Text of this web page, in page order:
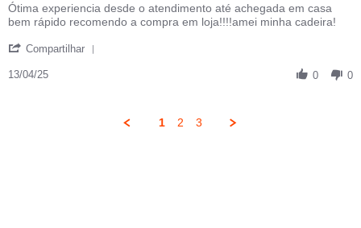
Review by Janaina C. on 13 Apr 2025
review stating ótimo produto
Ótima experiencia desde o atendimento até achegada em casa
bem rápido recomendo a compra em loja!!!!amei minha cadeira!
Compartilhar
13/04/25 0 0
1 2 3